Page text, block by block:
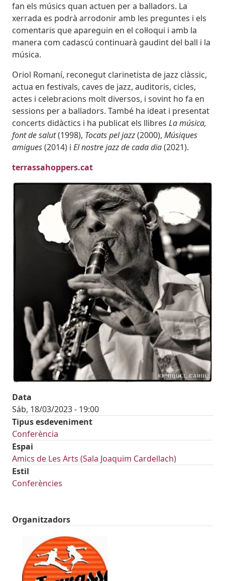
fan els músics quan actuen per a balladors. La
xerrada es podrà arrodonir amb les preguntes i els
comentaris que apareguin en el col·loqui i amb la
manera com cadascú continuarà gaudint del ball i la
música.
Oriol Romaní, reconegut clarinetista de jazz clàssic,
actua en festivals, caves de jazz, auditoris, cicles,
actes i celebracions molt diversos, i sovint ho fa en
sessions per a balladors. També ha ideat i presentat
concerts didàctics i ha publicat els llibres La música,
font de salut(1998), Tocats pel jazz(2000), Músiques
amigues(2014) i El nostre jazz de cada dia(2021).
terrassahoppers.cat
Imatges
Imagen
Data
Sáb, 18/03/2023 - 19:00
Tipus esdeveniment
Conferència
Espai
Amics de Les Arts (Sala Joaquim Cardellach)
Estil
Conferències
Organitzadors